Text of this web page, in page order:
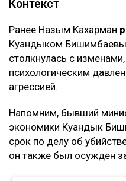
Контекст
Ранее Назым Кахарман
Куандыком
столкнулась с
психологическим
агрессией.
Напомним, бывший
экономики Куандык
срок по делу об
он также был осужден